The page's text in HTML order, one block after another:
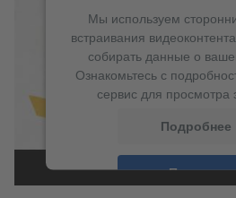
Мы используем
встраивания
собирать данные о
Ознакомьтесь с
сервис для просмотра
Подробнее
Принять